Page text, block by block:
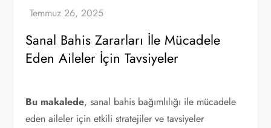
Sanal Bahis Zararları İle Mücadele
Eden Aileler İçin Tavsiyeler
Bu makalede, sanal bahis bağımlılığı ile mücadele
eden aileler için etkili stratejiler ve tavsiyeler